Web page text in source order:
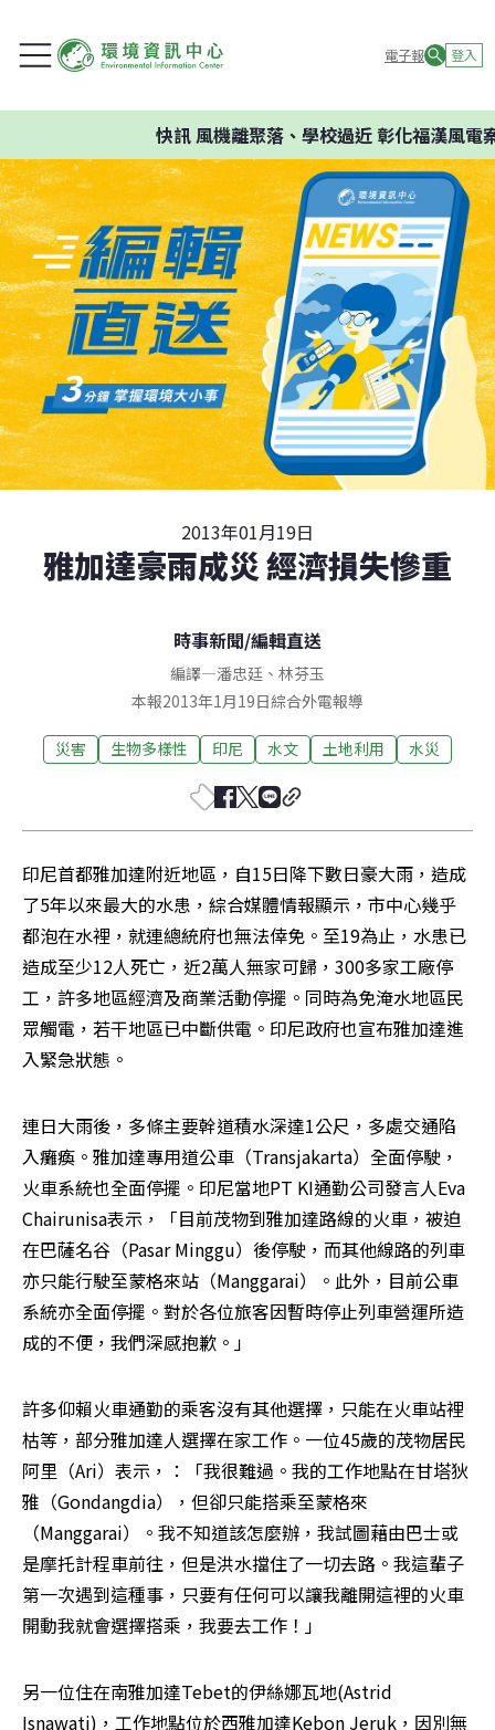
電子報 登入
快訊風機離聚落、學校過近 彰化福漢風電案
2013年01月19日
雅加達豪雨成災 經濟損失慘重
時事新聞/編輯直送
編譯—潘忠廷 、 林芬玉
本報2013年1月19日綜合外電報導
災害 生物多樣性 印尼 水文 土地利用 水災
印尼首都雅加達附近地區，自15日降下數日豪大雨，造成
了5年以來最大的水患，綜合媒體情報顯示，市中心幾乎
都泡在水裡，就連總統府也無法倖免。至19為止，水患已
造成至少12人死亡，近2萬人無家可歸，300多家工廠停
工，許多地區經濟及商業活動停擺。同時為免淹水地區民
眾觸電，若干地區已中斷供電。印尼政府也宣布雅加達進
入緊急狀態。
連日大雨後，多條主要幹道積水深達1公尺，多處交通陷
入癱瘓。雅加達專用道公車（Transjakarta）全面停駛，
火車系統也全面停擺。印尼當地PT KI通勤公司發言人Eva
Chairunisa表示，「目前茂物到雅加達路線的火車，被迫
在巴薩名谷（Pasar Minggu）後停駛，而其他線路的列車
亦只能行駛至蒙格來站（Manggarai）。此外，目前公車
系統亦全面停擺。對於各位旅客因暫時停止列車營運所造
成的不便，我們深感抱歉。」
許多仰賴火車通勤的乘客沒有其他選擇，只能在火車站裡
枯等，部分雅加達人選擇在家工作。一位45歲的茂物居民
阿里（Ari）表示，：「我很難過。我的工作地點在甘塔狄
雅（Gondangdia），但卻只能搭乘至蒙格來
（Manggarai）。我不知道該怎麼辦，我試圖藉由巴士或
是摩托計程車前往，但是洪水擋住了一切去路。我這輩子
第一次遇到這種事，只要有任何可以讓我離開這裡的火車
開動我就會選擇搭乘，我要去工作！」
另一位住在南雅加達Tebet的伊絲娜瓦地(Astrid
Isnawati)，工作地點位於西雅加達Kebon Jeruk，因別無